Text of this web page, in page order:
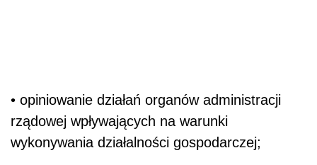
• opiniowanie działań organów administracji
rządowej wpływających na warunki
wykonywania działalności gospodarczej;